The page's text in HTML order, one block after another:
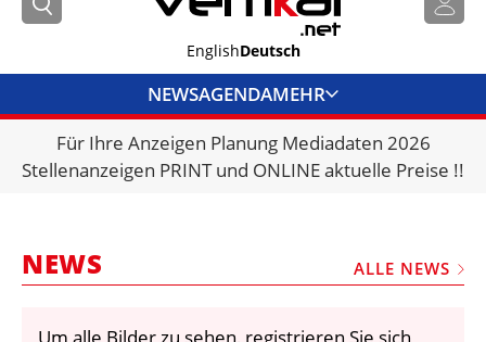
EnglishDeutsch
NEWSAGENDAMEHR
BRANCHENLINKS
VERMIETER
Für Ihre Anzeigen Planung Mediadaten 2026
Stellenanzeigen PRINT und ONLINE aktuelle Preise !!
NEWS ALLE NEWS
Um alle Bilder zu sehen, registrieren Sie sich